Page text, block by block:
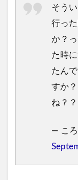
そう
行っ
か？
た時
たん
すか
ね？
— こ